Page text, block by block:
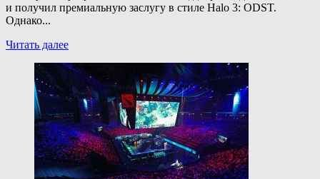
и получил премиальную заслугу в стиле Halo 3: ODST.
Однако...
Читать далееПрочитать
о
В свежем
патче
Helldivers
2 исправили
невозможность
купить
варбонд
по Halo